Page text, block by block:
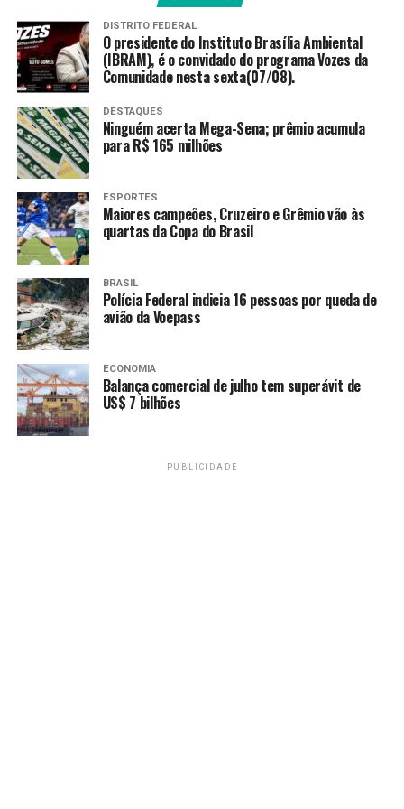
recomendação de não
utilização dos produtos
listados na Resolução
1.834/2026 e de buscar o
serviço de atendimento da
empresa”, disse.
Em nota, a Ypê informou que está em colaboração com a
Anvisa “na busca por uma solução definitiva para a
situação envolvendo a suspensão da venda,
comercialização e uso dos seus lava-roupas líquido, lava-
louças líquido e desinfetantes com lotes de fabricação
final 1, conforme dispõe a RE 1.834/2026”.
Representantes da empresa se reuniram ontem com
diretores da agência “e apresentaram uma atualização
do plano de ação com a evolução do seu processo fabril,
pontuadas pela Anvisa”.
DISTRITO FEDERAL
O presidente do Instituto Brasília Ambiental
(IBRAM), é o convidado do programa Vozes da
Comunidade nesta sexta(07/08).
DESTAQUES
Ninguém acerta Mega-Sena; prêmio acumula
para R$ 165 milhões
ESPORTES
Maiores campeões, Cruzeiro e Grêmio vão às
quartas da Copa do Brasil
BRASIL
Polícia Federal indicia 16 pessoas por queda de
avião da Voepass
ECONOMIA
Balança comercial de julho tem superávit de
US$ 7 bilhões
PUBLICIDADE